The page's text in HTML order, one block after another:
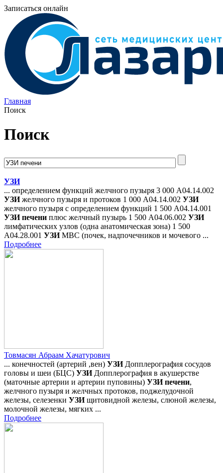
Записаться онлайн
Главная
Поиск
Поиск
УЗИ
... определением функций желчного пузыря 3 000 А04.14.002
УЗИжелчного пузыря и протоков 1 000 А04.14.002 УЗИ
желчного пузыря с определением функций 1 500 А04.14.001
УЗИ печени плюс желчный пузырь 1 500 А04.06.002 УЗИ
лимфатических узлов (одна анатомическая зона) 1 500
А04.28.001 УЗИМВС (почек, надпочечников и мочевого ...
Подробнее
Товмасян Абраам Хачатурович
... конечностей (артерий ,вен) УЗИДопплерография сосудов
головы и шеи (БЦС) УЗИДопплерография в акушерстве
(маточные артерии и артерии пуповины) УЗИ печени,
желчного пузыря и желчных протоков, поджелудочной
железы, селезенки УЗИщитовидной железы, слюной железы,
молочной железы, мягких ...
Подробнее